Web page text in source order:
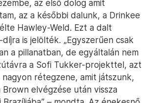
az első dolog amit
az a későbbi dalunk, a Drinkee
Hawley-Weld. Ezt a dalt
is jelölték. „Egyszerűen csak
a pillanatban, de egyáltalán nem
a Sofi Tukker-projekttel, azt
rétegzene, amit játszunk,
Brown elvégzése után vissza